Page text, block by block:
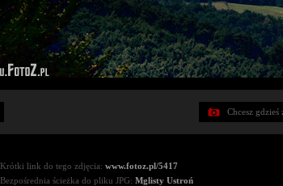
Chcesz
Krótki link do tego zdjęcia: www.fotoz.pl/5417
Bezpośrednia ścieżka do pliku JPG: Mglisty Ustroń